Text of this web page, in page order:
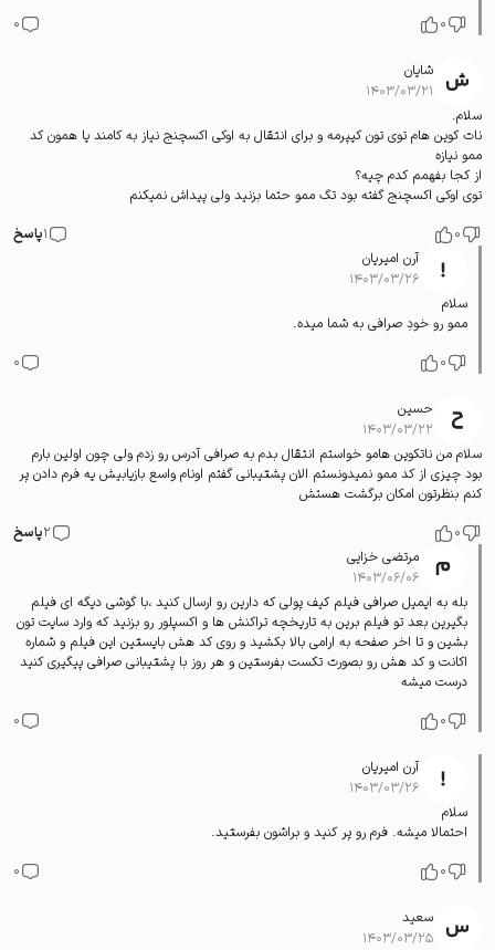
0
0
شایان
۱۴۰۳/۰۳/۲۱
سلام.
نات کوین هام توی تون کیپرمه و برای انتقال به اوکی اکسچنج نیاز به کامند یا همون کد
ممو نیازه
از کجا بفهمم کدم چیه؟
توی اوکی اکسچنج گفته بود تگ ممو حتما بزنید ولی پیداش نمیکنم
0
1پاسخ
آرن امیریان
۱۴۰۳/۰۳/۲۶
سلام
ممو رو خودِ صرافی به شما میده.
0
0
حسین
۱۴۰۳/۰۳/۲۲
سلام من ناتکوین هامو خواستم انتقال بدم به صرافی آدرس رو زدم ولی چون اولین بارم
بود چیزی از کد ممو نمیدونستم الان پشتیبانی گفتم اونام واسع بازیابیش یه فرم دادن پر
کنم بنظرتون امکان برگشت هستش
0
2پاسخ
مرتضی خزایی
۱۴۰۳/۰۶/۰۶
بله به ایمیل صرافی فیلم کیف پولی که دارین رو ارسال کنید ،با گوشی دیگه ای فیلم
بگیرین بعد تو فیلم برین به تاریخچه تراکنش ها و اکسپلور رو بزنید که وارد سایت تون
بشین و تا اخر صفحه به ارامی بالا بکشید و روی کد هش بایستین این فیلم و شماره
اکانت و کد هش رو بصورت تکست بفرستین و هر روز با پشتیبانی صرافی پیگیری کنید
درست میشه
0
0
آرن امیریان
۱۴۰۳/۰۳/۲۶
سلام
احتمالا میشه. فرم رو پر کنید و براشون بفرستید.
0
0
سعید
۱۴۰۳/۰۳/۲۵